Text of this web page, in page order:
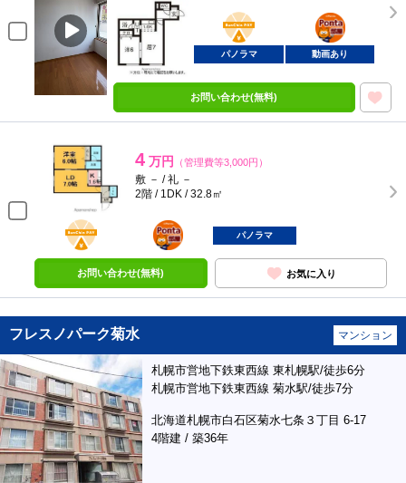
BunChinPAY
ポンタ
部屋
パノラマ 動画あり
お問い合わせ(無料)
4 万円 （管理費等3,000円）
敷 － / 礼 －
2階 / 1DK / 32.8㎡
BunChinPAY
ポンタ
部屋
パノラマ
お問い合わせ(無料) お気に入り
フレスノパーク菊水 マンション
札幌市営地下鉄東西線 東札幌駅/徒歩6分
札幌市営地下鉄東西線 菊水駅/徒歩7分
北海道札幌市白石区菊水七条３丁目 6-17
4階建 / 築36年